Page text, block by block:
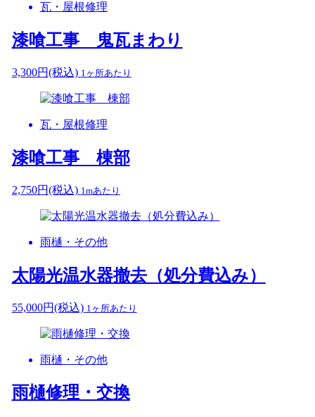
瓦・屋根修理
漆喰工事 鬼瓦まわり
3,300円(税込) 1ヶ所あたり
瓦・屋根修理
漆喰工事 棟部
2,750円(税込) 1mあたり
雨樋・その他
太陽光温水器撤去（処分費込み）
55,000円(税込) 1ヶ所あたり
雨樋・その他
雨樋修理・交換